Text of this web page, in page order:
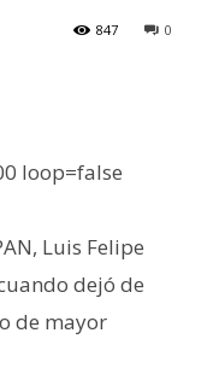
0
847
loop=false
Luis Felipe
dejó de
de mayor